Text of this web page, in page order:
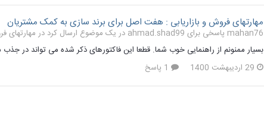
مهارتهای فروش و بازاریابی : هفت اصل برای برند سازی به کمک مشتریان
mahan76 پاسخی برای ahmad.shad99 در یک موضوع ارسال کرد در
مهارتهای
بسیار ممنونم از راهنمایی خوب شما. قطعا این فاکتورهای ذکر شده می تواند در جذب
29 اردیبهشت 1400